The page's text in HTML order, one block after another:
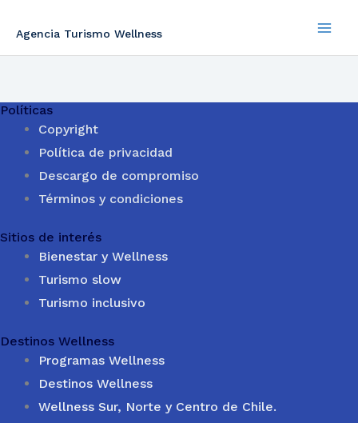
contenido
Agencia Turismo Wellness
Políticas
Copyright
Política de privacidad
Descargo de compromiso
Términos y condiciones
Sitios de interés
Bienestar y Wellness
Turismo slow
Turismo inclusivo
Destinos Wellness
Programas Wellness
Destinos Wellness
Wellness Sur, Norte y Centro de Chile.